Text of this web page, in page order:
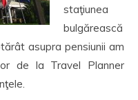
staţiunea
bulgărească
asupra pensiunii am
de la Travel Planner